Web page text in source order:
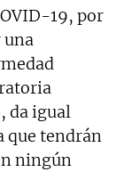
19, por
una
da igual
que tendrán
ningún